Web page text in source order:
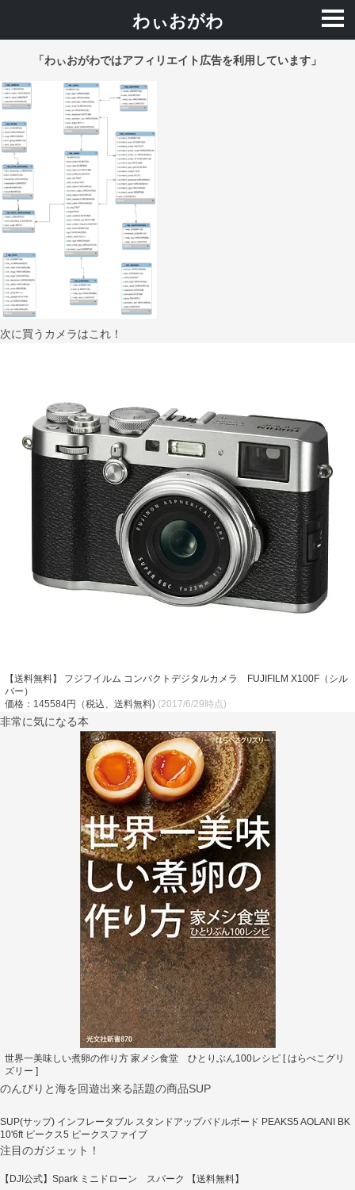
わぃおがわ
「わぃおがわではアフィリエイト広告を利用しています」
次に買うカメラはこれ！
【送料無料】 フジフイルム コンパクトデジタルカメラ FUJIFILM X100F（シル
バー）
価格：145584円（税込、送料無料) (2017/6/29時点)
非常に気になる本
世界一美味しい煮卵の作り方 家メシ食堂 ひとりぶん100レシピ [ はらぺこグリ
ズリー ]
のんびりと海を回遊出来る話題の商品SUP
SUP(サップ) インフレータブル スタンドアップパドルボード PEAKS5 AOLANI BK
10'6ft ピークス5 ピークスファイブ
注目のガジェット！
【DJI公式】Spark ミニドローン スパーク 【送料無料】